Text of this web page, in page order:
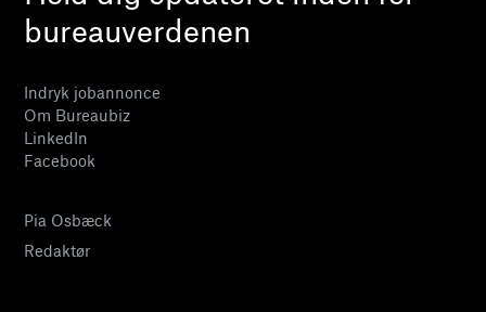
bureauverdenen
Indryk jobannonce
Om Bureaubiz
LinkedIn
Facebook
Pia Osbæck
Redaktør